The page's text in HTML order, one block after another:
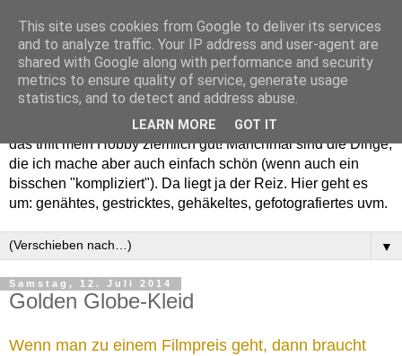
Willkommen in meinem "Wohnzimmer". Einfach und schön -
das trifft mein Hobby ziemlich gut! Manchmal sind die Dinge,
die ich mache aber auch einfach schön (wenn auch ein
bisschen "kompliziert"). Da liegt ja der Reiz. Hier geht es
um: genähtes, gestricktes, gehäkeltes, gefotografiertes uvm.
▼
Samstag, 12. Juli 2014
Golden Globe-Kleid
Wenn man zu einem Filmpreis geht, dann braucht
This site uses cookies from Google to deliver its services
and to analyze traffic. Your IP address and user-agent are
shared with Google along with performance and security
metrics to ensure quality of service, generate usage
statistics, and to detect and address abuse.
LEARN MORE GOT IT